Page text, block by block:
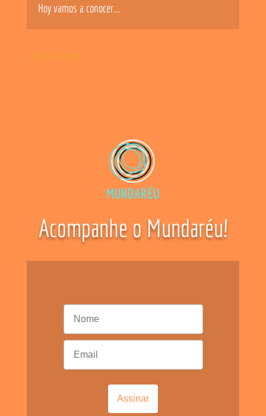
Hoy vamos a conocer...
« Older Entries
Acompanhe o Mundaréu!